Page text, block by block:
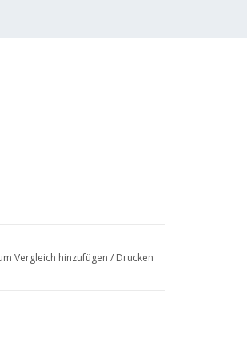
Vergleich hinzufügen / Drucken